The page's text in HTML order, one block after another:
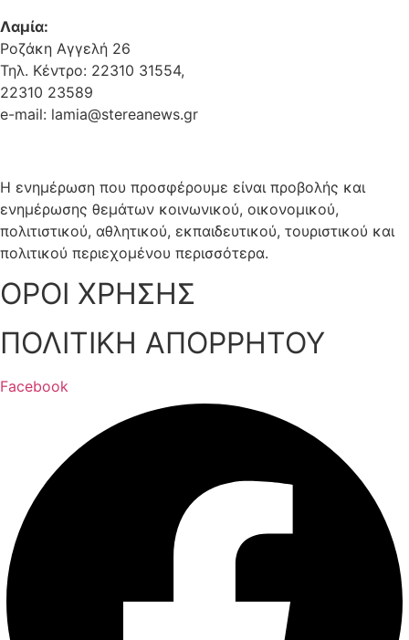
Λαμία:
Ροζάκη Αγγελή 26
Τηλ. Κέντρο: 22310 31554,
22310 23589
e-mail: lamia@stereanews.gr
Η ενημέρωση που προσφέρουμε είναι προβολής και
ενημέρωσης θεμάτων κοινωνικού, οικονομικού,
πολιτιστικού, αθλητικού, εκπαιδευτικού, τουριστικού και
πολιτικού περιεχομένου περισσότερα.
ΟΡΟΙ ΧΡΗΣΗΣ
ΠΟΛΙΤΙΚΗ ΑΠΟΡΡΗΤΟΥ
Facebook